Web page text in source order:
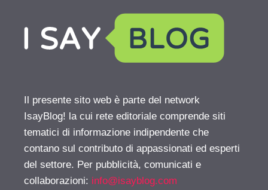
Il presente sito web è parte del network
IsayBlog! la cui rete editoriale comprende siti
tematici di informazione indipendente che
contano sul contributo di appassionati ed esperti
del settore. Per pubblicità, comunicati e
collaborazioni: info@isayblog.com